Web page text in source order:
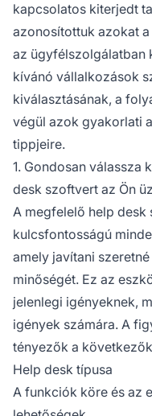
kapcsolatos kiterjedt
azonosítottuk azokat
az ügyfélszolgálatban
kívánó vállalkozások
kiválasztásának, a
végül azok gyakorlati
tippjeire.
1. Gondosan válassza
desk szoftvert az Ön
A megfelelő help
kulcsfontosságú
amely javítani
minőségét. Ez az
jelenlegi igényeknek,
igények számára. A
tényezők a
Help desk típusa
A funkciók köre és az